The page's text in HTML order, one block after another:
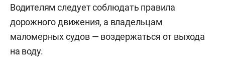
Водителям следует соблюдать правила
дорожного движения, а владельцам
маломерных судов — воздержаться от выхода
на воду.